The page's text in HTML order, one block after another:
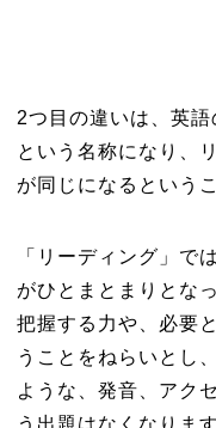
2つ目の違いは、英語
という名称になり、
が同じになるという
「リーディング」で
がひとまとまりとな
把握する力や、必要
うことをねらいとし
ような、発音、アク
う出題はなくなります